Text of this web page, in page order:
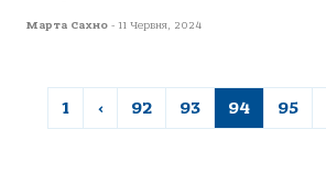
Марта Сахно - 11 Червня, 2024
1 ‹ 92 93 94 95